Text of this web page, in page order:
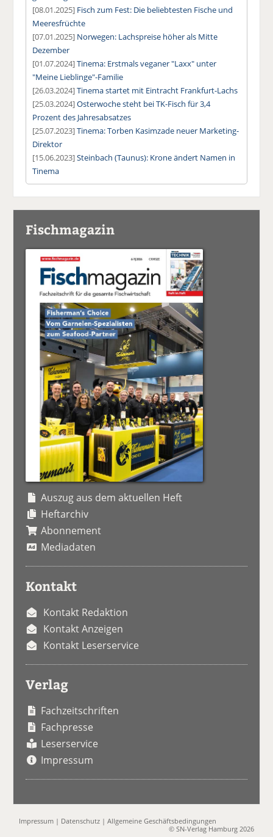
[08.01.2025] Fisch zum Fest: Die beliebtesten Fische und
Meeresfrüchte
[07.01.2025] Norwegen: Lachspreise höher als Mitte
Dezember
[01.07.2024]Tinema: Erstmals veganer "Laxx" unter
"Meine Lieblinge"-Familie
[26.03.2024]Tinema startet mit Eintracht Frankfurt-Lachs
[25.03.2024]Osterwoche steht bei TK-Fisch für 3,4
Prozent des Jahresabsatzes
[25.07.2023]Tinema: Torben Kasimzade neuer Marketing-
Direktor
[15.06.2023]Steinbach (Taunus): Krone ändert Namen in
Tinema
Fischmagazin
Auszug aus dem aktuellen Heft
Heftarchiv
Abonnement
Mediadaten
Kontakt
Kontakt Redaktion
Kontakt Anzeigen
Kontakt Leserservice
Verlag
Fachzeitschriften
Fachpresse
Leserservice
Impressum
Impressum | Datenschutz |Allgemeine Geschäftsbedingungen
© SN-Verlag Hamburg 2026